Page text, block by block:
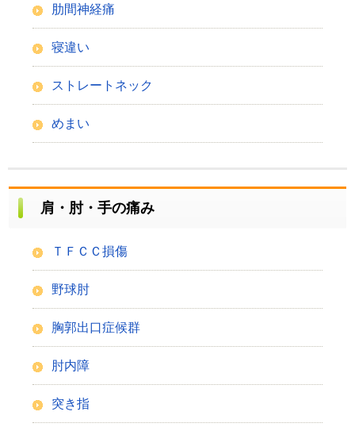
肋間神経痛
寝違い
ストレートネック
めまい
肩・肘・手の痛み
ＴＦＣＣ損傷
野球肘
胸郭出口症候群
肘内障
突き指